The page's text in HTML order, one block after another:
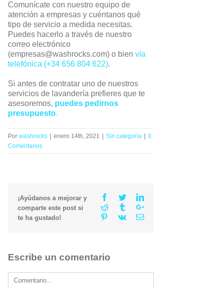
Comunícate con nuestro equipo de
atención a empresas y cuéntanos qué
tipo de servicio a medida necesitas.
Puedes hacerlo a través de nuestro
correo electrónico
(empresas@washrocks.com) o bien vía
telefónica (+34 656 804 622).
Si antes de contratar uno de nuestros
servicios de lavandería prefieres que te
asesoremos, puedes pedirnos
presupuesto.
Por washrocks enero 14th, 2021 Sin categoría
0
Comentarios
¡Ayúdanos a mejorar y
comparte este post si
te ha gustado!
Facebook
TwitterLinkedin
Reddit
TumblrGoogle+
Pinterest
Vk Email
Escribe un comentario
Comment